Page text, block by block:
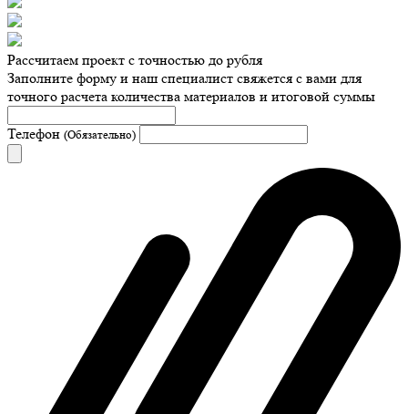
Рассчитаем проект с точностью до рубля
Заполните форму и наш специалист свяжется с вами для
точного расчета количества материалов и итоговой суммы
Телефон (Обязательно)